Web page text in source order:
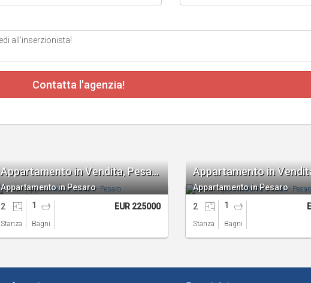
Contatta l'agenzia!
Appartamento in Vendita, Pesaro 3 locali
Appartamento in Pesaro
2
Stanza
1
Bagni
EUR 225000
Appartamento in Pesaro
2
Stanza
1
Bagni